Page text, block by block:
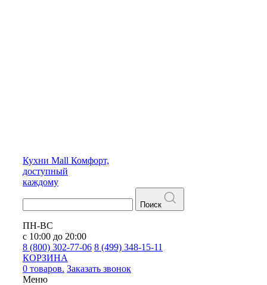
Кухни Mall Комфорт,
доступный
каждому
Поиск
ПН-ВС
с 10:00 до 20:00
8 (800) 302-77-06 8 (499) 348-15-11
КОРЗИНА
0 товаров. Заказать звонок
Меню